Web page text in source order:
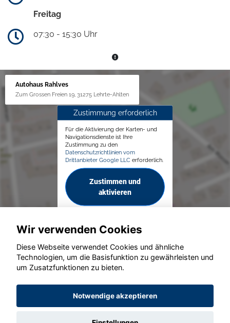
Freitag
07:30 - 15:30 Uhr
Autohaus Rahlves
Zum Grossen Freien 19, 31275 Lehrte-Ahlten
Zustimmung erforderlich
Für die Aktivierung der Karten- und
Navigationsdienste ist Ihre
Zustimmung zu den
Datenschutzrichtlinien vom
Drittanbieter Google LLC erforderlich.
Zustimmen und
aktivieren
© konjunkturmotor.de GmbH 2020 - 2026
Wir verwenden Cookies
Diese Webseite verwendet Cookies und ähnliche
Technologien, um die Basisfunktion zu gewährleisten und
um Zusatzfunktionen zu bieten.
Notwendige akzeptieren